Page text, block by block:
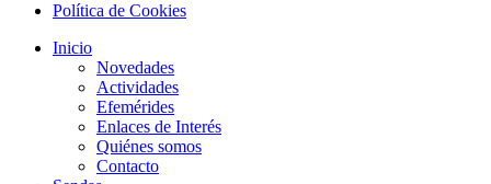
Política de Cookies
Inicio
Novedades
Actividades
Efemérides
Enlaces de Interés
Quiénes somos
Contacto